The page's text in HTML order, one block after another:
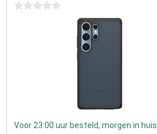
0 sterren
Voor 23:00 uur besteld, morgen in huis